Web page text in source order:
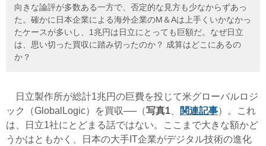
向きな論評が多数ある一方で、否定的な見方も少なからずあっ
た。確かに日本企業による海外企業のM＆Aは上手くいかなかっ
たケースが多いし、1兆円は日立にとっても巨額だ。なぜ日立
は、思い切った買収に踏み切ったのか？ 成算はどこにあるの
か？
日立製作所が総計1兆円の巨費を投じて米グローバルロジ
ック（GlobalLogic） を買収──（写真1 関連記事）。これ
は、日立1社にとどまる話ではない。ここまで大きな額かど
うかはともかく、日本の大手IT企業がデジタル技術の進化